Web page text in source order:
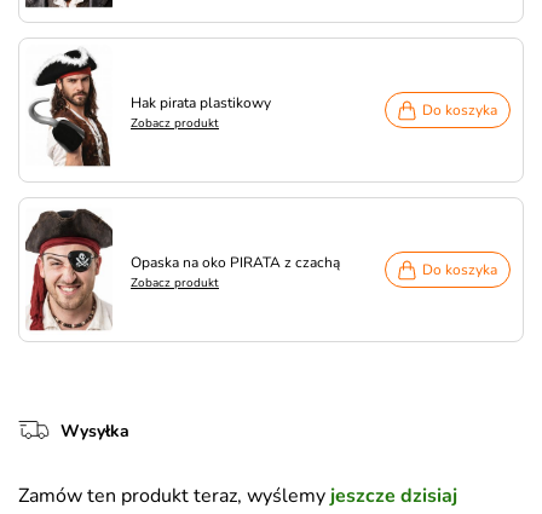
Hak pirata plastikowy
Zobacz produkt
Do koszyka
Opaska na oko PIRATA z czachą
Zobacz produkt
Do koszyka
Wysyłka
Zamów ten produkt teraz, wyślemy jeszcze dzisiaj